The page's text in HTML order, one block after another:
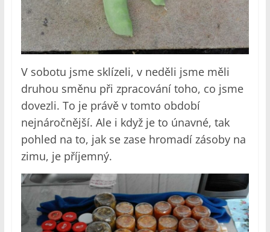
V sobotu jsme sklízeli, v neděli jsme měli
druhou směnu při zpracování toho, co jsme
dovezli. To je právě v tomto období
nejnáročnější. Ale i když je to únavné, tak
pohled na to, jak se zase hromadí zásoby na
zimu, je příjemný.